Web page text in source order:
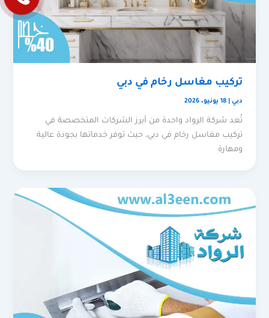
تركيب مغاسل رخام في دبي
دبي |18 يونيو، 2026
تُعد شركة الرواد واحدة من أبرز الشركات المتخصصة في
تركيب مغاسل رخام في دبي، حيث توفر خدماتها بجودة عالية
ومهارة